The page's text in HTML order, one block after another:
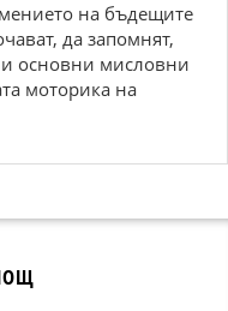
на бъдещите
да запомнят,
и основни мисловни
моторика на